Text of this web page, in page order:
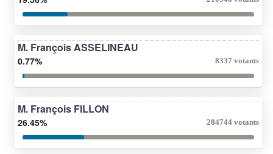
M. François ASSELINEAU
0.77% 8337 votants
M. François FILLON
26.45% 284744 votants